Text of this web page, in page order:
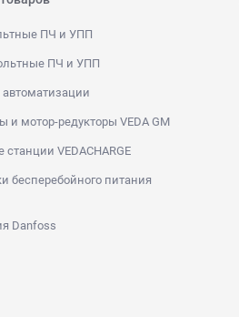
ПЧ и УПП
ПЧ и УПП
автоматизации
и мотор-редукторы VEDA GM
VEDACHARGE
бесперебойного питания
Danfoss